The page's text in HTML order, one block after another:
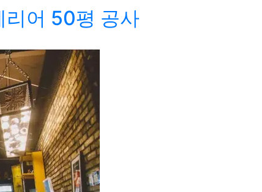
리어 50평 공사